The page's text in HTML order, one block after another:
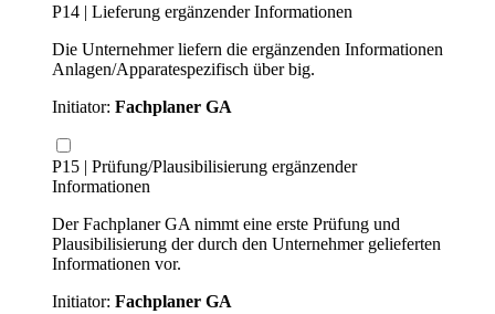
P14 | Lieferung ergänzender Informationen
Die Unternehmer liefern die ergänzenden Informationen
Anlagen/Apparatespezifisch über big.
Initiator: Fachplaner GA
P15 | Prüfung/Plausibilisierung ergänzender
Informationen
Der Fachplaner GA nimmt eine erste Prüfung und
Plausibilisierung der durch den Unternehmer gelieferten
Informationen vor.
Initiator: Fachplaner GA